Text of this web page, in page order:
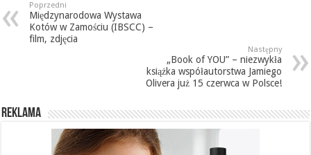
Poprzedni
Międzynarodowa Wystawa
Kotów w Zamościu (IBSCC) –
film, zdjęcia
Następny
„Book of YOU” – niezwykła
książka współautorstwa Jamiego
Olivera już 15 czerwca w Polsce!
REKLAMA